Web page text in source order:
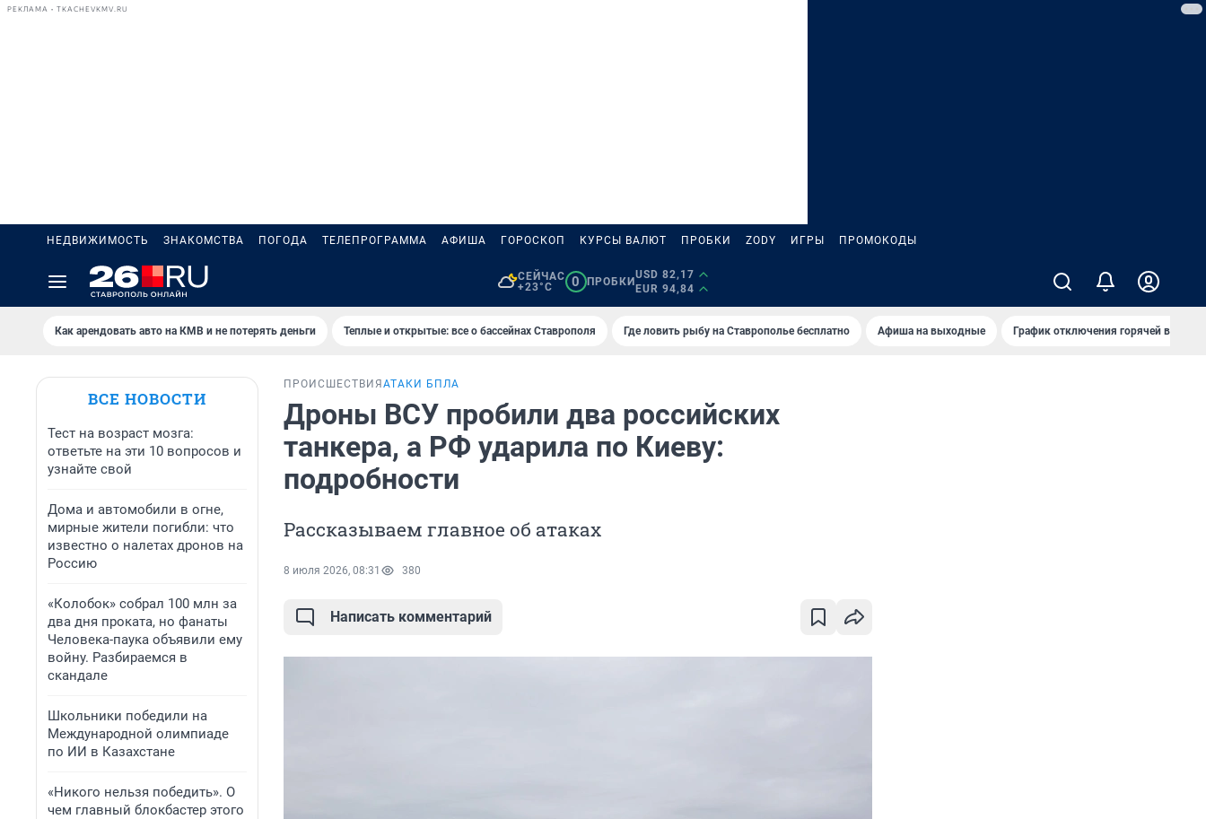
РЕКЛАМА • TKACHEVKMV.RU
НЕДВИЖИМОСТЬ ЗНАКОМСТВА ПОГОДА ТЕЛЕПРОГРАММА АФИША ГОРОСКОП КУРСЫ ВАЛЮТ ПРОБКИ ZODY ИГРЫ ПРОМОКОДЫ
СЕЙЧАС
+23°C
0 ПРОБКИ
USD 82,17
EUR 94,84
Как арендовать авто на КМВ и не потерять деньги Теплые и открытые: все о бассейнах Ставрополя Где ловить рыбу на Ставрополье бесплатно Афиша на выходные График отключения горячей воды в
ВСЕ НОВОСТИ
Тест на возраст мозга:
ответьте на эти 10 вопросов и
узнайте свой
Дома и автомобили в огне,
мирные жители погибли: что
известно о налетах дронов на
Россию
«Колобок» собрал 100 млн за
два дня проката, но фанаты
Человека-паука объявили ему
войну. Разбираемся в
скандале
Школьники победили на
Международной олимпиаде
по ИИ в Казахстане
«Никого нельзя победить». О
чем главный блокбастер этого
ПРОИСШЕСТВИЯ АТАКИ БПЛА
Дроны ВСУ пробили два российских
танкера, а РФ ударила по Киеву:
подробности
Рассказываем главное об атаках
8 июля 2026, 08:31 380
Написать комментарий